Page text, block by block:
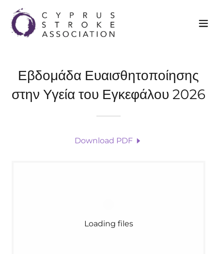
Εβδομάδα Ευαισθητοποίησης
στην Υγεία του Εγκεφάλου 2026
Download PDF
Loading files